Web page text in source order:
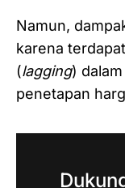
Namun,
karena
(lagging)
penetapan